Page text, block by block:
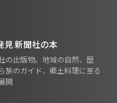
見 新聞社の本
の出版物。地域の自然、歴
旅のガイド、郷土料理に至る
開